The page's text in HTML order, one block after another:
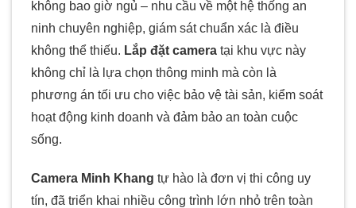
không bao giờ ngủ – nhu cầu về một hệ thống an
ninh chuyên nghiệp, giám sát chuẩn xác là điều
không thể thiếu. Lắp đặt camera tại khu vực này
không chỉ là lựa chọn thông minh mà còn là
phương án tối ưu cho việc bảo vệ tài sản, kiểm soát
hoạt động kinh doanh và đảm bảo an toàn cuộc
sống.
Camera Minh Khang tự hào là đơn vị thi công uy
tín, đã triển khai nhiều công trình lớn nhỏ trên toàn